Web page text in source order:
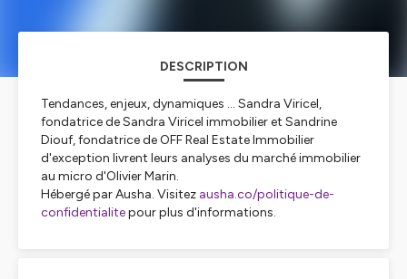
DESCRIPTION
Tendances, enjeux, dynamiques ... Sandra Viricel,
fondatrice de Sandra Viricel immobilier et Sandrine
Diouf, fondatrice de OFF Real Estate Immobilier
d'exception livrent leurs analyses du marché immobilier
au micro d'Olivier Marin.
Hébergé par Ausha. Visitez ausha.co/politique-de-
confidentialitepour plus d'informations.